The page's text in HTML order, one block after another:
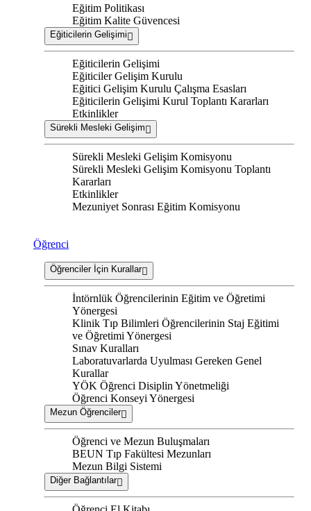
Eğitim Politikası
Eğitim Kalite Güvencesi
Eğiticilerin Gelişimi
Eğiticilerin Gelişimi
Eğiticiler Gelişim Kurulu
Eğitici Gelişim Kurulu Çalışma Esasları
Eğiticilerin Gelişimi Kurul Toplantı Kararları
Etkinlikler
Sürekli Mesleki Gelişim
Sürekli Mesleki Gelişim Komisyonu
Sürekli Mesleki Gelişim Komisyonu Toplantı
Kararları
Etkinlikler
Mezuniyet Sonrası Eğitim Komisyonu
Öğrenci
Öğrenciler İçin Kurallar
İntörnlük Öğrencilerinin Eğitim ve Öğretimi
Yönergesi
Klinik Tıp Bilimleri Öğrencilerinin Staj Eğitimi
ve Öğretimi Yönergesi
Sınav Kuralları
Laboratuvarlarda Uyulması Gereken Genel
Kurallar
YÖK Öğrenci Disiplin Yönetmeliği
Öğrenci Konseyi Yönergesi
Mezun Öğrenciler
Öğrenci ve Mezun Buluşmaları
BEUN Tıp Fakültesi Mezunları
Mezun Bilgi Sistemi
Diğer Bağlantılar